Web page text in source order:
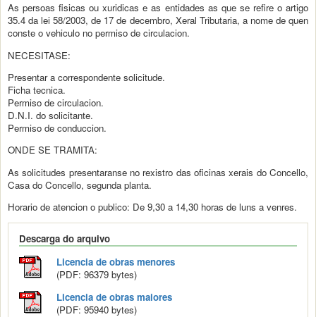
As persoas fisicas ou xuridicas e as entidades as que se refire o artigo
35.4 da lei 58/2003, de 17 de decembro, Xeral Tributaria, a nome de quen
conste o vehiculo no permiso de circulacion.
NECESITASE:
Presentar a correspondente solicitude.
Ficha tecnica.
Permiso de circulacion.
D.N.I. do solicitante.
Permiso de conduccion.
ONDE SE TRAMITA:
As solicitudes presentaranse no rexistro das oficinas xerais do Concello,
Casa do Concello, segunda planta.
Horario de atencion o publico: De 9,30 a 14,30 horas de luns a venres.
Descarga do arquivo
Licencia de obras menores
(PDF: 96379 bytes)
Licencia de obras maiores
(PDF: 95940 bytes)